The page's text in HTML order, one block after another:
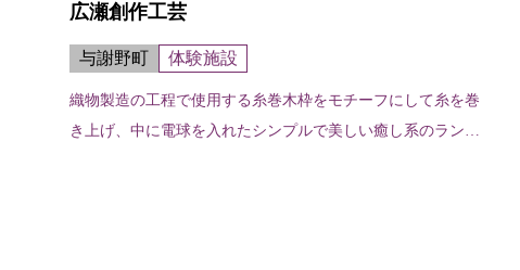
広瀬創作工芸
与謝野町 体験施設
織物製造の工程で使用する糸巻木枠をモチーフにして糸を巻
き上げ、中に電球を入れたシンプルで美しい癒し系のランプ